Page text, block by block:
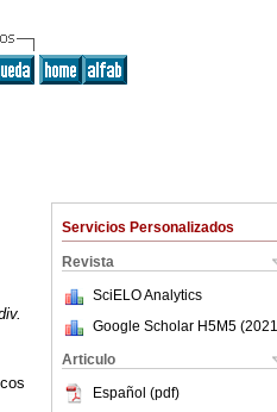
Servicios Personalizados
Revista
SciELO Analytics
Google Scholar H5M5 (2021
Articulo
Español (pdf)